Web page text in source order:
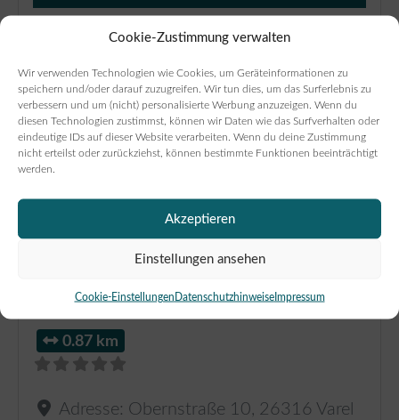
Cookie-Zustimmung verwalten
Wir verwenden Technologien wie Cookies, um Geräteinformationen zu
speichern und/oder darauf zuzugreifen. Wir tun dies, um das Surferlebnis zu
verbessern und um (nicht) personalisierte Werbung anzuzeigen. Wenn du
diesen Technologien zustimmst, können wir Daten wie das Surfverhalten oder
eindeutige IDs auf dieser Website verarbeiten. Wenn du deine Zustimmung
nicht erteilst oder zurückziehst, können bestimmte Funktionen beeinträchtigt
werden.
Akzeptieren
Einstellungen ansehen
Cookie-Einstellungen DatenschutzhinweiseImpressum
Konditorei Café Obernstraße
0.87 km
Adresse: Obernstraße 10, 26316 Varel